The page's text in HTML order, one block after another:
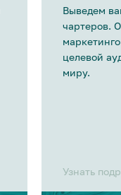
Выведем
чартеров.
целевой
миру.
Узнать